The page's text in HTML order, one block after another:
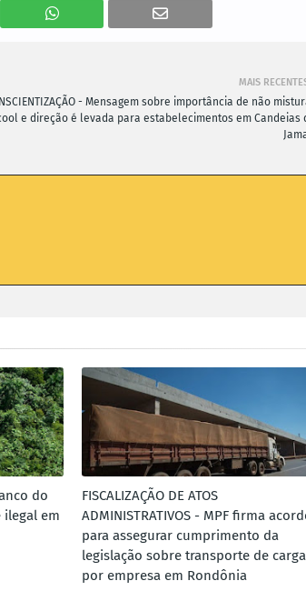
MAIS
- Mensagem sobre importância de não
e direção é levada para estabelecimentos em Candeias
do
em
FISCALIZAÇÃO DE ATOS
ADMINISTRATIVOS - MPF firma
para assegurar cumprimento da
legislação sobre transporte de
por empresa em Rondônia